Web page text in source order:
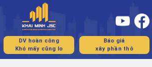
DV hoàn công
Khó mấy cũng lo
Báo giá
xây phần thô